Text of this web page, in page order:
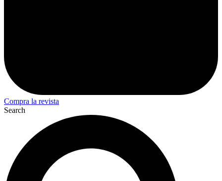
Compra la revista
Search